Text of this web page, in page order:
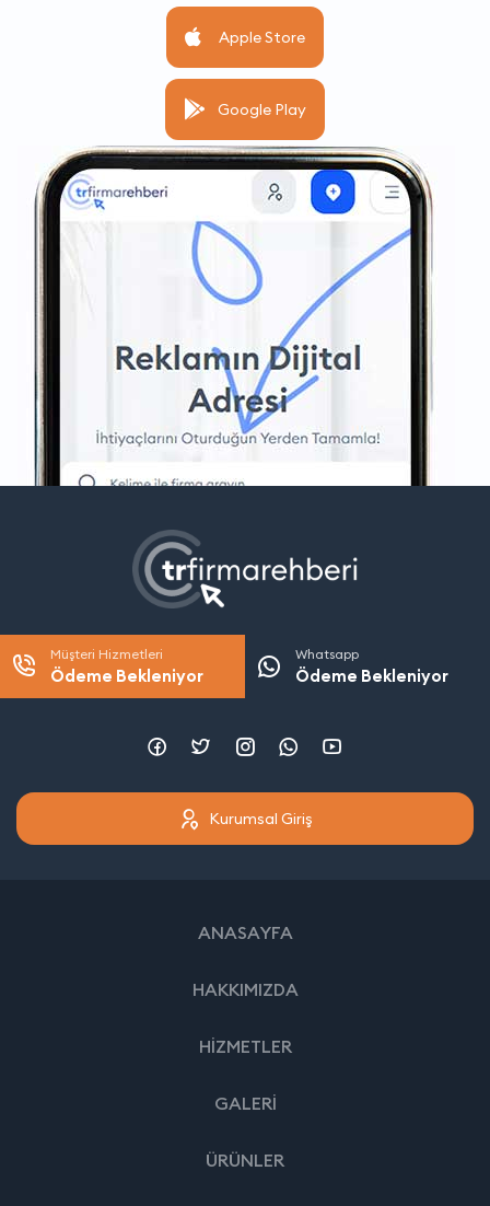
Apple Store
Google Play
Müşteri Hizmetleri
Ödeme Bekleniyor
Whatsapp
Ödeme Bekleniyor
Kurumsal Giriş
ANASAYFA
HAKKIMIZDA
HİZMETLER
GALERİ
ÜRÜNLER